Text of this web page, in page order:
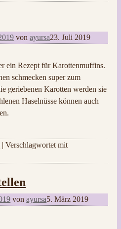
vonayursa23. Juli 2019
ein Rezept für Karottenmuffins.
schmecken super zum
geriebenen Karotten werden sie
Haselnüsse können auch
|Verschlagwortet mit
vonayursa5. März 2019